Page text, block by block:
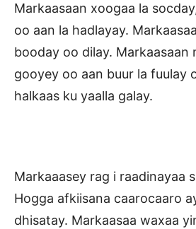
Markaasaan xoogaa la
oo aan la hadlayay.
booday oo dilay. Markaasaan
gooyey oo aan buur la fuulay
halkaas ku yaalla galay.
Markaaasey rag i raadinayaa
Hogga afkiisana caarocaaro
dhisatay. Markaasaa waxaa